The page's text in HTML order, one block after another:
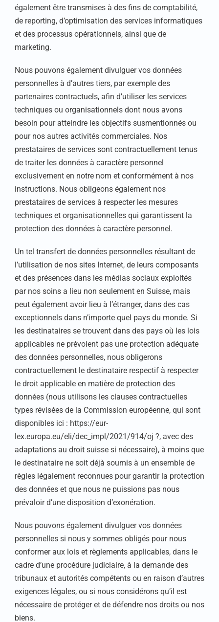
également être transmises à des fins de comptabilité,
de reporting, d’optimisation des services informatiques
et des processus opérationnels, ainsi que de
marketing.
Nous pouvons également divulguer vos données
personnelles à d’autres tiers, par exemple des
partenaires contractuels, afin d’utiliser les services
techniques ou organisationnels dont nous avons
besoin pour atteindre les objectifs susmentionnés ou
pour nos autres activités commerciales. Nos
prestataires de services sont contractuellement tenus
de traiter les données à caractère personnel
exclusivement en notre nom et conformément à nos
instructions. Nous obligeons également nos
prestataires de services à respecter les mesures
techniques et organisationnelles qui garantissent la
protection des données à caractère personnel.
Un tel transfert de données personnelles résultant de
l’utilisation de nos sites Internet, de leurs composants
et des présences dans les médias sociaux exploités
par nos soins a lieu non seulement en Suisse, mais
peut également avoir lieu à l’étranger, dans des cas
exceptionnels dans n’importe quel pays du monde. Si
les destinataires se trouvent dans des pays où les lois
applicables ne prévoient pas une protection adéquate
des données personnelles, nous obligerons
contractuellement le destinataire respectif à respecter
le droit applicable en matière de protection des
données (nous utilisons les clauses contractuelles
types révisées de la Commission européenne, qui sont
disponibles ici : https://eur-
lex.europa.eu/eli/dec_impl/2021/914/oj ?, avec des
adaptations au droit suisse si nécessaire), à moins que
le destinataire ne soit déjà soumis à un ensemble de
règles légalement reconnues pour garantir la protection
des données et que nous ne puissions pas nous
prévaloir d’une disposition d’exonération.
Nous pouvons également divulguer vos données
personnelles si nous y sommes obligés pour nous
conformer aux lois et règlements applicables, dans le
cadre d’une procédure judiciaire, à la demande des
tribunaux et autorités compétents ou en raison d’autres
exigences légales, ou si nous considérons qu’il est
nécessaire de protéger et de défendre nos droits ou nos
biens.